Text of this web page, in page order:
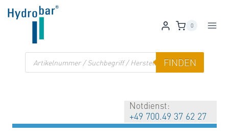
Zum
Inhalt
0
Products
search
FINDEN
Notdienst:
+49 700.49 37 62 27